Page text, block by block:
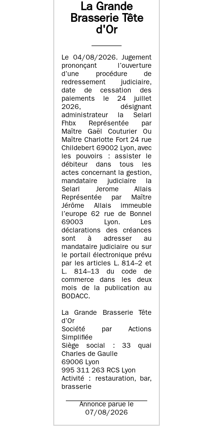
La Grande
Brasserie Tête
d'Or
Le 04/08/2026. Jugement
prononçant l’ouverture
d’une procédure de
redressement judiciaire,
date de cessation des
paiements le 24 juillet
2026, désignant
administrateur la Selarl
Fhbx Représentée par
Maître Gaël Couturier Ou
Maître Charlotte Fort 24 rue
Childebert 69002 Lyon, avec
les pouvoirs : assister le
débiteur dans tous les
actes concernant la gestion,
mandataire judiciaire la
Selarl Jerome Allais
Représentée par Maître
Jérôme Allais immeuble
l’europe 62 rue de Bonnel
69003 Lyon. Les
déclarations des créances
sont à adresser au
mandataire judiciaire ou sur
le portail électronique prévu
par les articles L. 814–2 et
L. 814–13 du code de
commerce dans les deux
mois de la publication au
BODACC.
La Grande Brasserie Tête
d’Or
Société par Actions
Simplifiée
Siège social : 33 quai
Charles de Gaulle
69006 Lyon
995 311 263 RCS Lyon
Activité : restauration, bar,
brasserie
Annonce parue le
07/08/2026